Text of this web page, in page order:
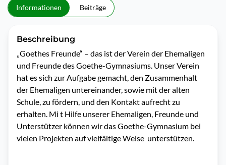
Informationen Beiträge
Beschreibung
„Goethes Freunde“ – das ist der Verein der Ehemaligen
und Freunde des Goethe-Gymnasiums. Unser Verein
hat es sich zur Aufgabe gemacht, den Zusammenhalt
der Ehemaligen untereinander, sowie mit der alten
Schule, zu fördern, und den Kontakt aufrecht zu
erhalten. Mi t Hilfe unserer Ehemaligen, Freunde und
Unterstützer können wir das Goethe-Gymnasium bei
vielen Projekten auf vielfältige Weise  unterstützen.